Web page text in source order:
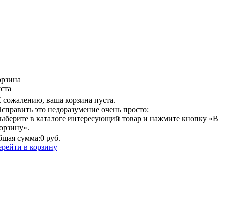
сожалению, ваша корзина пуста.
это недоразумение очень просто:
в каталоге интересующий товар и нажмите кнопку «В
сумма:0 руб.
в корзину